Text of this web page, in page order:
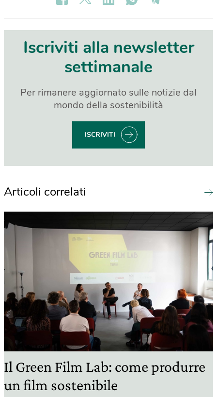
Iscriviti alla newsletter
settimanale
Per rimanere aggiornato sulle notizie dal
mondo della sostenibilità
ISCRIVITI
Articoli correlati
Il Green Film Lab: come produrre
un film sostenibile